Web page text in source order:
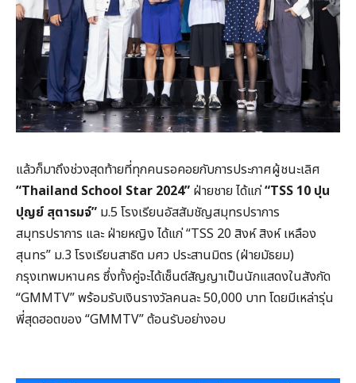
แล้วก็มาถึงช่วงสุดท้ายที่ทุกคนรอคอยกับการประกาศผู้ชนะเลิศ
“Thailand School Star 2024” ฝ่ายชาย ได้แก่“TSS 10 ปุน
ปุญย์ สุตารมจ์” ม.5 โรงเรียนอัสสัมชัญสมุทรปราการ
สมุทรปราการ และ ฝ่ายหญิง ได้แก่ “TSS 20 สิงห์ สิงห์ เหลือง
สุนทร” ม.3 โรงเรียนสาธิต มศว ประสานมิตร (ฝ่ายมัธยม)
กรุงเทพมหานคร ซึ่งทั้งคู่จะได้เซ็นต์สัญญาเป็นนักแสดงในสังกัด
“GMMTV” พร้อมรับเงินรางวัลคนละ 50,000 บาท โดยมีเหล่ารุ่น
พี่สุดฮอตของ “GMMTV” ต้อนรับอย่างอบ